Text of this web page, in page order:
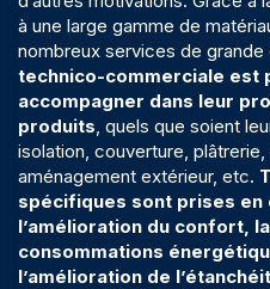
à une large gamme de
nombreux services de grande
technico-commerciale est
accompagner dans leur
produits , quels que soient
isolation, couverture,
aménagement extérieur, etc.
spécifiques sont prises en
l’amélioration du confort,
consommations
l’amélioration de